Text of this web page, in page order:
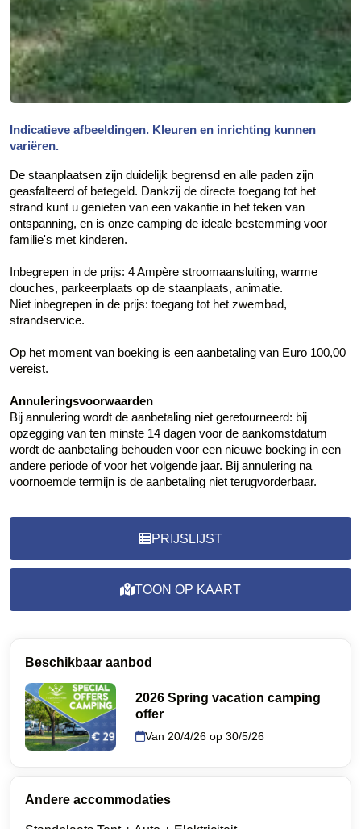
Indicatieve afbeeldingen. Kleuren en inrichting kunnen
variëren.
De staanplaatsen zijn duidelijk begrensd en alle paden zijn
geasfalteerd of betegeld. Dankzij de directe toegang tot het
strand kunt u genieten van een vakantie in het teken van
ontspanning, en is onze camping de ideale bestemming voor
familie's met kinderen.
Inbegrepen in de prijs: 4 Ampère stroomaansluiting, warme
douches, parkeerplaats op de staanplaats, animatie.
Niet inbegrepen in de prijs: toegang tot het zwembad,
strandservice.
Op het moment van boeking is een aanbetaling van Euro 100,00
vereist.
Annuleringsvoorwaarden
Bij annulering wordt de aanbetaling niet geretourneerd: bij
opzegging van ten minste 14 dagen voor de aankomstdatum
wordt de aanbetaling behouden voor een nieuwe boeking in een
andere periode of voor het volgende jaar. Bij annulering na
voornoemde termijn is de aanbetaling niet terugvorderbaar.
PRIJSLIJST
TOON OP KAART
Beschikbaar aanbod
2026 Spring vacation camping
offer
Van 20/4/26 op 30/5/26
Andere accommodaties